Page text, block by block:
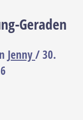
Geraden
Jenny/30.